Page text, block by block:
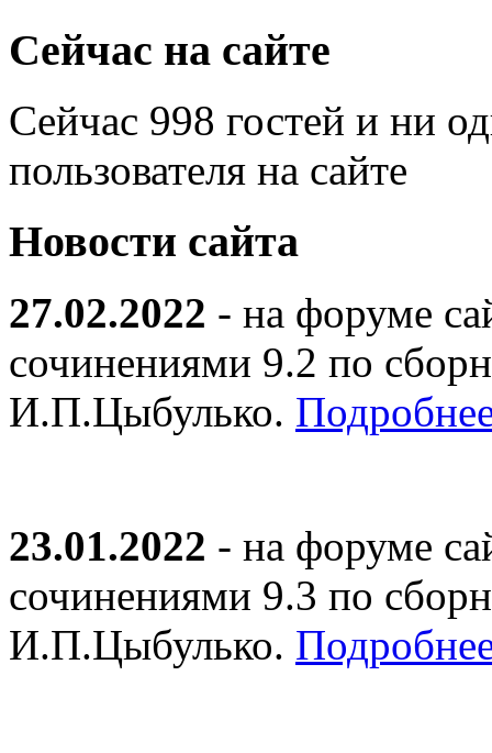
Сейчас на сайте
Сейчас 998 гостей и ни
пользователя на сайте
Новости сайта
27.02.2022 - на форуме
сочинениями 9.2 по
И.П.Цыбулько.
23.01.2022 - на форуме
сочинениями 9.3 по
И.П.Цыбулько.